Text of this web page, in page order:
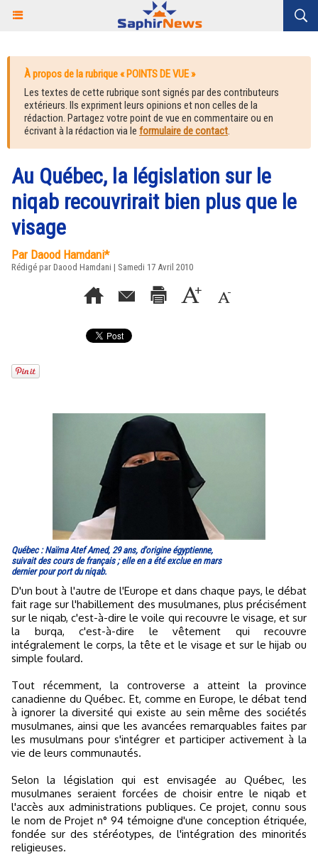
À propos de la rubrique « POINTS DE VUE »
Les textes de cette rubrique sont signés par des contributeurs
extérieurs. Ils expriment leurs opinions et non celles de la
rédaction. Partagez votre point de vue en commentaire ou en
écrivant à la rédaction via le formulaire de contact.
Au Québec, la législation sur le
niqab recouvrirait bien plus que le
visage
Par Daood Hamdani*
Rédigé par Daood Hamdani | Samedi 17 Avril 2010
Québec : Naïma Atef Amed, 29 ans, d'origine égyptienne,
suivait des cours de français ; elle en a été exclue en mars
dernier pour port du niqab.
D'un bout à l'autre de l'Europe et dans chaque pays, le débat
fait rage sur l'habillement des musulmanes, plus précisément
sur le niqab, c'est-à-dire le voile qui recouvre le visage, et sur
la burqa, c'est-à-dire le vêtement qui recouvre
intégralement le corps, la tête et le visage et sur le hijab ou
simple foulard.
Tout récemment, la controverse a atteint la province
canadienne du Québec. Et, comme en Europe, le débat tend
à ignorer la diversité qui existe au sein même des sociétés
musulmanes, ainsi que les avancées remarquables faites par
les musulmans pour s'intégrer et participer activement à la
vie de leurs communautés.
Selon la législation qui est envisagée au Québec, les
musulmanes seraient forcées de choisir entre le niqab et
l'accès aux administrations publiques. Ce projet, connu sous
le nom de Projet n° 94 témoigne d'une conception étriquée,
fondée sur des stéréotypes, de l'intégration des minorités
religieuses.